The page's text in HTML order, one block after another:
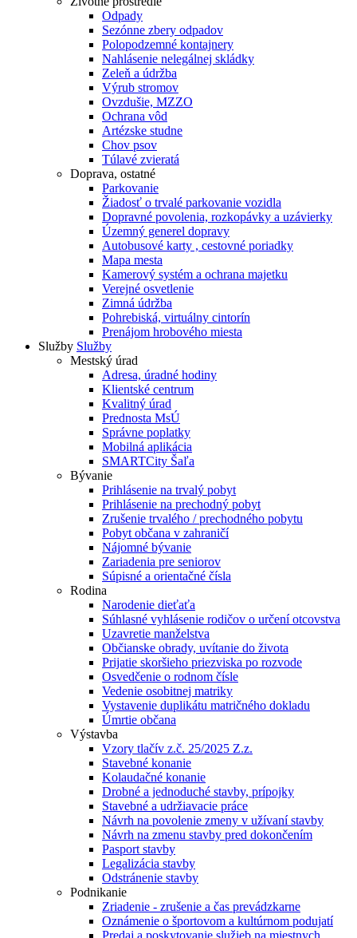
Odpady
Sezónne zbery odpadov
Polopodzemné kontajnery
Nahlásenie nelegálnej skládky
Zeleň a údržba
Výrub stromov
Ovzdušie, MZZO
Ochrana vôd
Artézske studne
Chov psov
Túlavé zvieratá
Doprava, ostatné
Parkovanie
Žiadosť o trvalé parkovanie vozidla
Dopravné povolenia, rozkopávky a uzávierky
Územný generel dopravy
Autobusové karty , cestovné poriadky
Mapa mesta
Kamerový systém a ochrana majetku
Verejné osvetlenie
Zimná údržba
Pohrebiská, virtuálny cintorín
Prenájom hrobového miesta
Služby Služby
Mestský úrad
Adresa, úradné hodiny
Klientské centrum
Kvalitný úrad
Prednosta MsÚ
Správne poplatky
Mobilná aplikácia
SMARTCity Šaľa
Bývanie
Prihlásenie na trvalý pobyt
Prihlásenie na prechodný pobyt
Zrušenie trvalého / prechodného pobytu
Pobyt občana v zahraničí
Nájomné bývanie
Zariadenia pre seniorov
Súpisné a orientačné čísla
Rodina
Narodenie dieťaťa
Súhlasné vyhlásenie rodičov o určení otcovstva
Uzavretie manželstva
Občianske obrady, uvítanie do života
Prijatie skoršieho priezviska po rozvode
Osvedčenie o rodnom čísle
Vedenie osobitnej matriky
Vystavenie duplikátu matričného dokladu
Úmrtie občana
Výstavba
Vzory tlačív z.č. 25/2025 Z.z.
Stavebné konanie
Kolaudačné konanie
Drobné a jednoduché stavby, prípojky
Stavebné a udržiavacie práce
Návrh na povolenie zmeny v užívaní stavby
Návrh na zmenu stavby pred dokončením
Pasport stavby
Legalizácia stavby
Odstránenie stavby
Podnikanie
Zriadenie - zrušenie a čas prevádzkarne
Oznámenie o športovom a kultúrnom podujatí
Predaj a poskytovanie služieb na miestnych